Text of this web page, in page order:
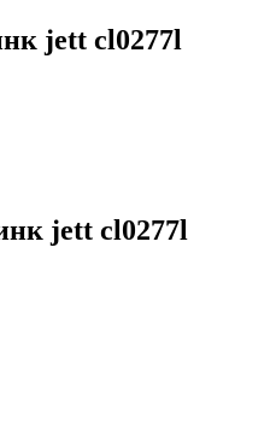
jett cl0277l
jett cl0277l